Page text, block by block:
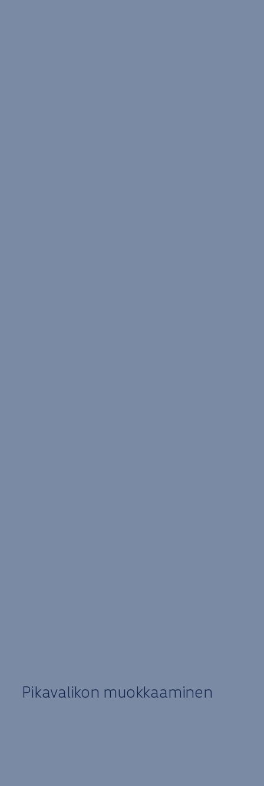
Pikavalikon muokkaaminen